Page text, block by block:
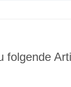
folgende